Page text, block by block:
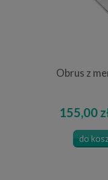
Obrus z
155,00
do